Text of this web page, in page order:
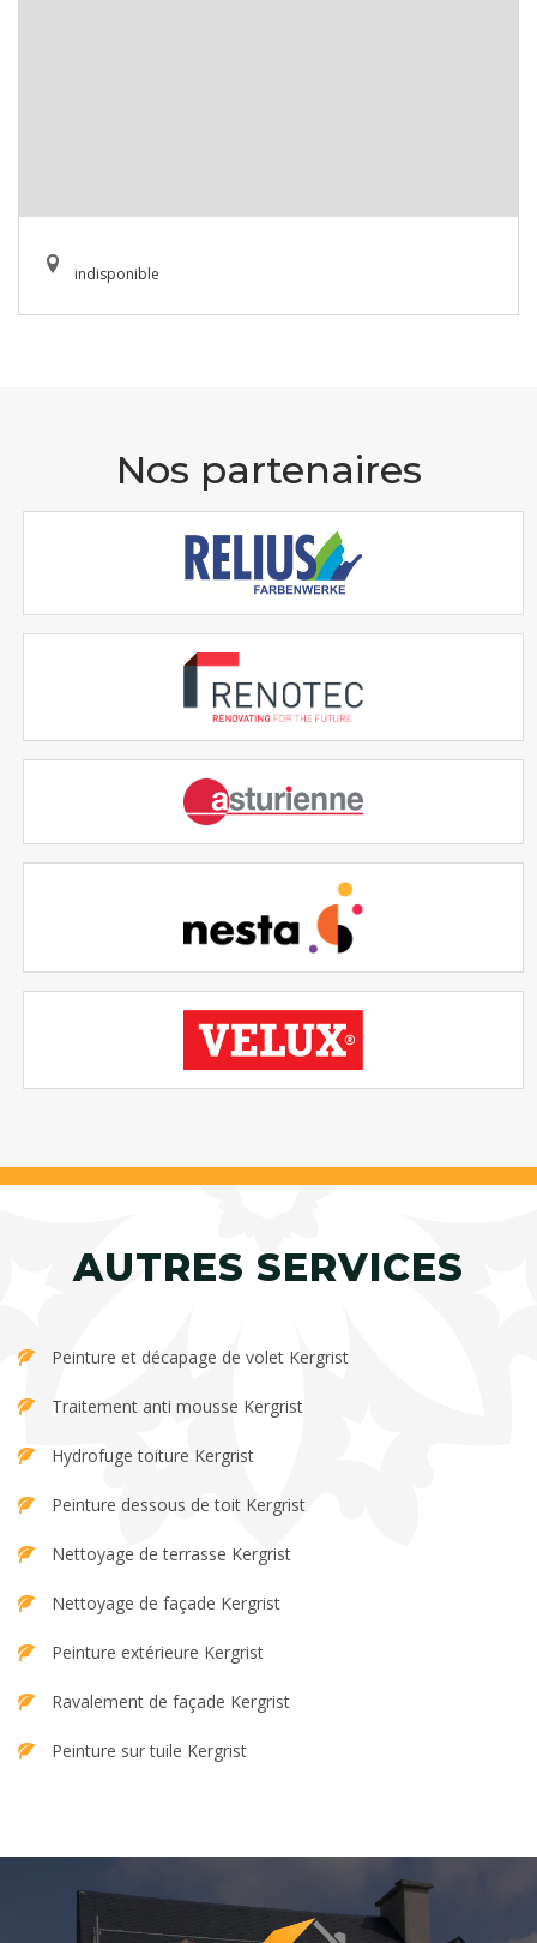
indisponible
Nos partenaires
AUTRES SERVICES
Peinture et décapage de volet Kergrist
Traitement anti mousse Kergrist
Hydrofuge toiture Kergrist
Peinture dessous de toit Kergrist
Nettoyage de terrasse Kergrist
Nettoyage de façade Kergrist
Peinture extérieure Kergrist
Ravalement de façade Kergrist
Peinture sur tuile Kergrist